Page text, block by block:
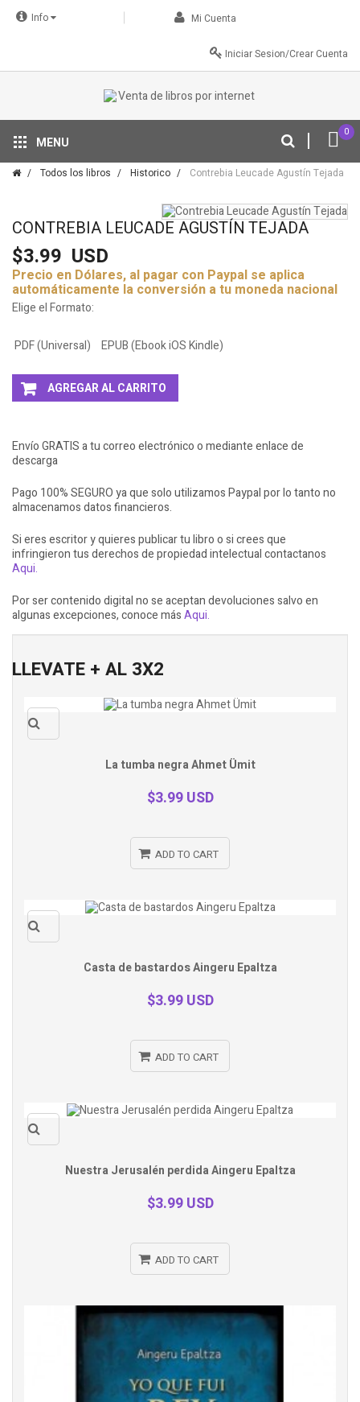
Info Mi Cuenta
Iniciar Sesion/Crear Cuenta
0
MENU
Tu descuento se aplica automáticamente en el carrito
Todos los libros Historico Contrebia Leucade Agustín Tejada
CONTREBIA LEUCADE AGUSTÍN TEJADA
$3.99 USD
Precio en Dólares, al pagar con Paypal se aplica
automáticamente la conversión a tu moneda nacional
Elige el Formato:
PDF (Universal) EPUB (Ebook iOS Kindle)
AGREGAR AL CARRITO
Envío GRATIS a tu correo electrónico o mediante enlace de
descarga
Pago 100% SEGURO ya que solo utilizamos Paypal por lo tanto no
almacenamos datos financieros.
Si eres escritor y quieres publicar tu libro o si crees que
infringieron tus derechos de propiedad intelectual contactanos
Aqui.
Por ser contenido digital no se aceptan devoluciones salvo en
algunas excepciones, conoce másAqui.
LLEVATE + AL 3X2
La tumba negra Ahmet Ümit
$3.99 USD
ADD TO CART
Casta de bastardos Aingeru Epaltza
$3.99 USD
ADD TO CART
Nuestra Jerusalén perdida Aingeru Epaltza
$3.99 USD
ADD TO CART